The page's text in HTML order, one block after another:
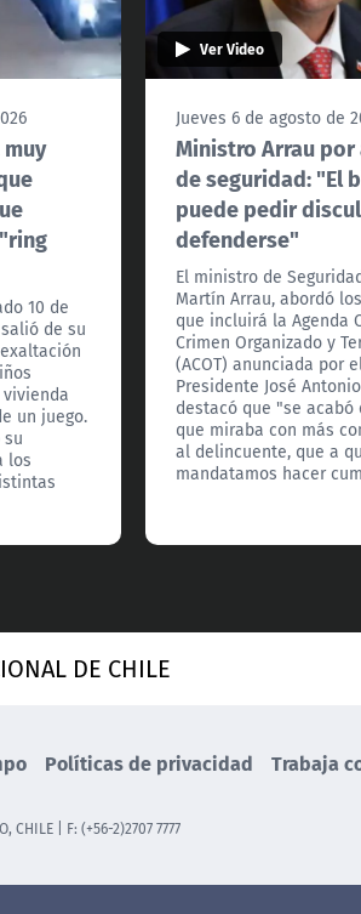
10 de
de su
un juego.
los
Ver Video
Jueves 6 de agosto de
Ministro Arrau por
de seguridad: "El
puede pedir
defenderse"
El ministro de
Martín Arrau, abordó
que incluirá la Agenda
Crimen Organizado y
(ACOT) anunciada por
Presidente José
destacó que "se acabó
que miraba con más
al delincuente, que a
mandatamos hacer
DE CHILE
Políticas de privacidad Trabaja
CHILE | F: (+56-2)2707 7777